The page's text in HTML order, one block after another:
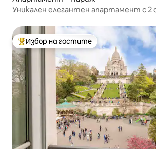
Уникален елегантен апартамент с 2
Най-популярен избор на гостите
Избор на гостите